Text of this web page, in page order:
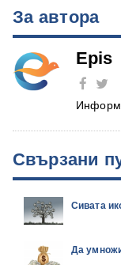
За автора
Epis
Свързани
Сивата
Да